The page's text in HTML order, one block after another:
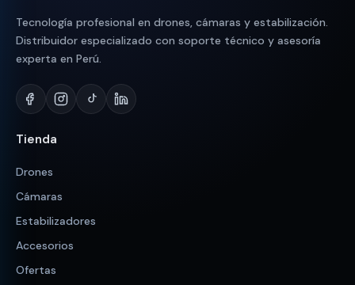
Tecnología profesional en drones, cámaras y estabilización.
Distribuidor especializado con soporte técnico y asesoría
experta en Perú.
Tienda
Drones
Cámaras
Estabilizadores
Accesorios
Ofertas